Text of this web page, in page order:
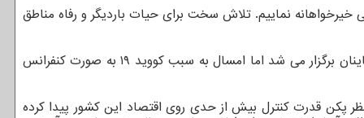
نماییم. تلاش سخت برای حیات باردیگر و رفاه مناطق
این میلیاردر چینی که سابق بر این معلم انگلیسی بوده است، در این ویدیو اظهار داشت: معمولا این همایش هر سال در سانیا در جنوب هاینان برگزار می شد اما امسال به سبب کووید ۱۹ به صورت کنفرانس
پکن قدرت کنترل بیش از حدی روی اقتصاد این کشور پیدا کرده